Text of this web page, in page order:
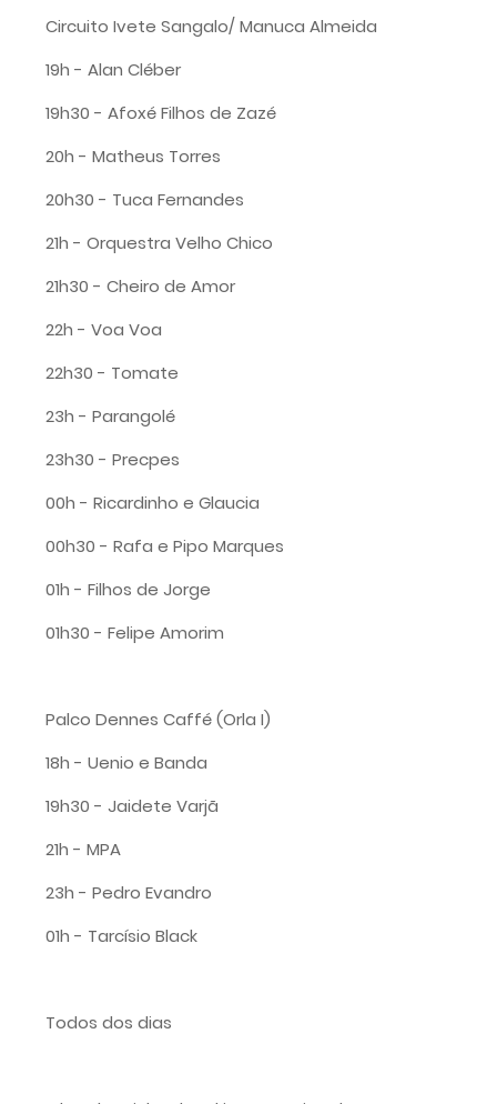
Circuito Ivete Sangalo/ Manuca Almeida
19h - Alan Cléber
19h30 - Afoxé Filhos de Zazé
20h - Matheus Torres
20h30 - Tuca Fernandes
21h - Orquestra Velho Chico
21h30 - Cheiro de Amor
22h - Voa Voa
22h30 - Tomate
23h - Parangolé
23h30 - Precpes
00h - Ricardinho e Glaucia
00h30 - Rafa e Pipo Marques
01h - Filhos de Jorge
01h30 - Felipe Amorim
Palco Dennes Caffé (Orla I)
18h - Uenio e Banda
19h30 - Jaidete Varjã
21h - MPA
23h - Pedro Evandro
01h - Tarcísio Black
Todos dos dias